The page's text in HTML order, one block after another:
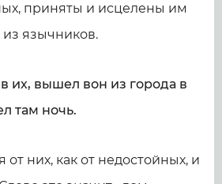
приняты и исцелены им
язычников.
их, вышел вон из города в
там ночь.
от них, как от недостойных, и